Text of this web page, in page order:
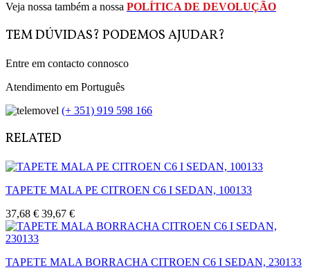
Veja nossa também a nossa POLÍTICA DE DEVOLUÇÃO
TEM DÚVIDAS? PODEMOS AJUDAR?
Entre em contacto connosco
Atendimento em Português
(+ 351) 919 598 166
RELATED
TAPETE MALA PE CITROEN C6 I SEDAN, 100133
37,68 € 39,67 €
TAPETE MALA BORRACHA CITROEN C6 I SEDAN, 230133